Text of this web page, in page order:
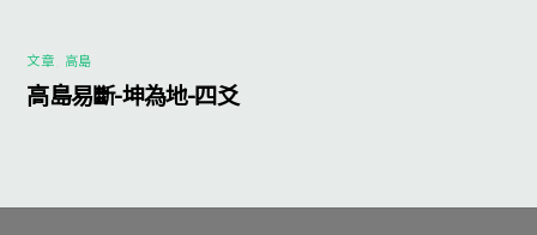
文章 高島
高島易斷-坤為地-四爻